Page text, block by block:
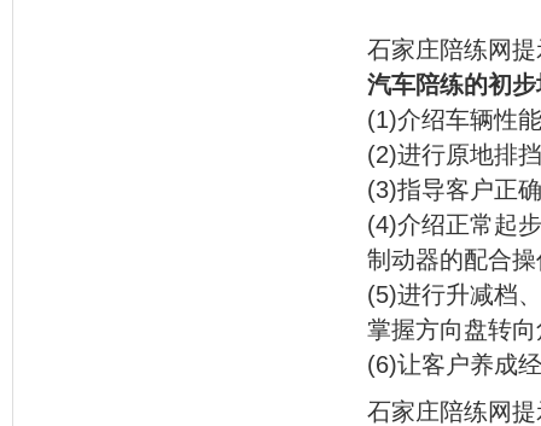
石家庄陪练网
汽车陪练的初
(1)介绍车辆性
(2)进行原地排
(3)指导客户正
(4)介绍正常起
制动器的配合
(5)进行升减档
掌握方向盘转
(6)让客户养成
石家庄陪练网